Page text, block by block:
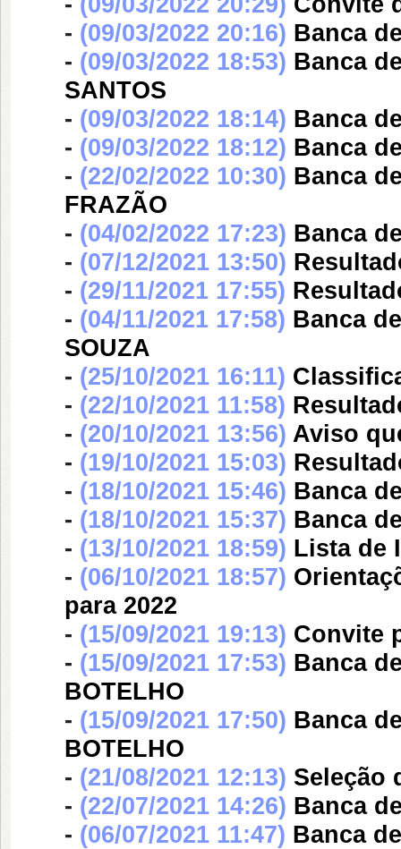
- (09/03/2022 20:16) Banca
- (09/03/2022 18:53) Banca
SANTOS
- (09/03/2022 18:14) Banca
- (09/03/2022 18:12) Banca
- (22/02/2022 10:30) Banca
FRAZÃO
- (04/02/2022 17:23) Banca
- (07/12/2021 13:50)
- (29/11/2021 17:55)
- (04/11/2021 17:58) Banca
SOUZA
- (25/10/2021 16:11)
- (22/10/2021 11:58)
- (20/10/2021 13:56) Aviso
- (19/10/2021 15:03)
- (18/10/2021 15:46) Banca
- (18/10/2021 15:37) Banca
- (13/10/2021 18:59) Lista de
- (06/10/2021 18:57)
para 2022
- (15/09/2021 19:13) Convite
- (15/09/2021 17:53) Banca
BOTELHO
- (15/09/2021 17:50) Banca
BOTELHO
- (21/08/2021 12:13) Seleção
- (22/07/2021 14:26) Banca
- (06/07/2021 11:47) Banca